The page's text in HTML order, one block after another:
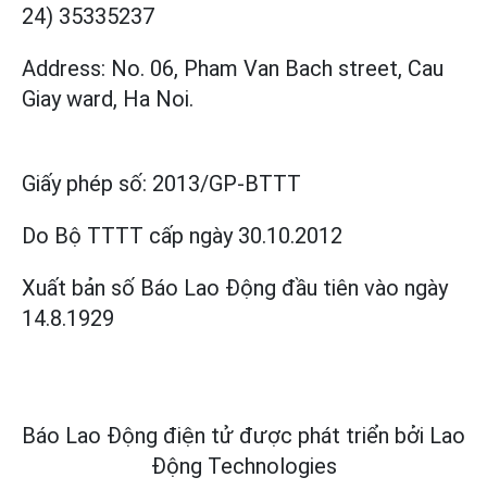
24) 35335237
Address: No. 06, Pham Van Bach street, Cau
Giay ward, Ha Noi.
Giấy phép số: 2013/GP-BTTT
Do Bộ TTTT cấp ngày 30.10.2012
Xuất bản số Báo Lao Động đầu tiên vào ngày
14.8.1929
Báo Lao Động điện tử được phát triển bởi Lao
Động Technologies